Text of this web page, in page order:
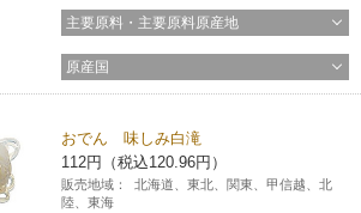
主要原料・主要原料原産地
原産国
おでん 味しみ白滝
112円（税込120.96円）
販売地域：
北海道、東北、関東、甲信越、北
陸、東海